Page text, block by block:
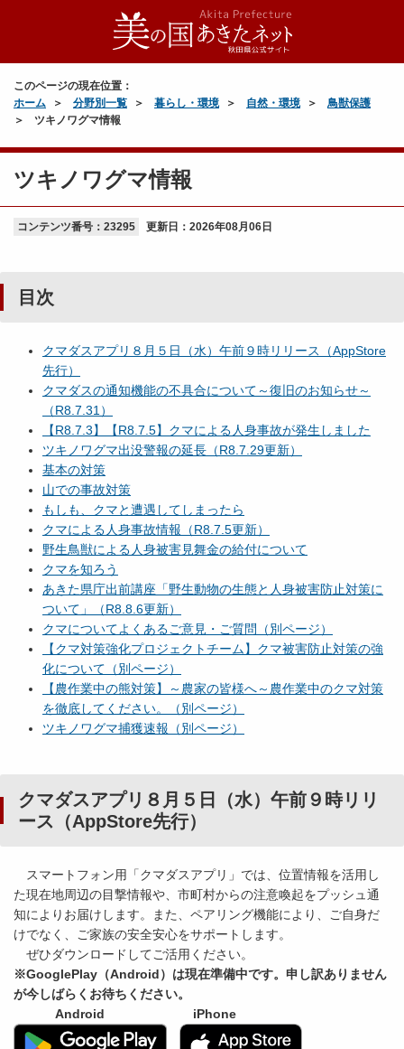
このページの現在位置：
ホーム
分野別一覧 暮らし・環境 自然・環境
鳥獣保護
ツキノワグマ情報
ツキノワグマ情報
コンテンツ番号：23295 更新日： 2026年08月06日
目次
クマダスアプリ８月５日（水）午前９時リリース（AppStore
先行）
クマダスの通知機能の不具合について～復旧のお知らせ～
（R8.7.31）
【R8.7.3】【R8.7.5】クマによる人身事故が発生しました
ツキノワグマ出没警報の延長（R8.7.29更新）
基本の対策
山での事故対策
もしも、クマと遭遇してしまったら
クマによる人身事故情報（R8.7.5更新）
野生鳥獣による人身被害見舞金の給付について
クマを知ろう
あきた県庁出前講座「野生動物の生態と人身被害防止対策に
ついて」（R8.8.6更新）
クマについてよくあるご意見・ご質問（別ページ）
【クマ対策強化プロジェクトチーム】クマ被害防止対策の強
化について（別ページ）
【農作業中の熊対策】～農家の皆様へ～農作業中のクマ対策
を徹底してください。（別ページ）
ツキノワグマ捕獲速報（別ページ）
クマダスアプリ８月５日（水）午前９時リリ
ース（AppStore先行）
スマートフォン用「クマダスアプリ」では、位置情報を活用し
た現在地周辺の目撃情報や、市町村からの注意喚起をプッシュ通
知によりお届けします。また、ペアリング機能により、ご自身だ
けでなく、ご家族の安全安心をサポートします。
ぜひダウンロードしてご活用ください。
※GooglePlay（Android）は現在準備中です。申し訳ありません
が今しばらくお待ちください。
Android iPhone